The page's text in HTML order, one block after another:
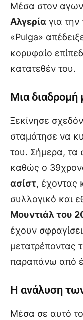
Μέσα στον
Αλγερία για την
«Pulga»
κορυφαίο
κατατεθέν του.
Μια διαδρομή
Ξεκίνησε
σταμάτησε να
του. Σήμερα, τα
καθώς ο
ασίστ, έχοντας
συλλογικό και
Μουντιάλ του
έχουν
μετατρέποντας
παραπάνω από
Η ανάλυση
Μέσα σε αυτό